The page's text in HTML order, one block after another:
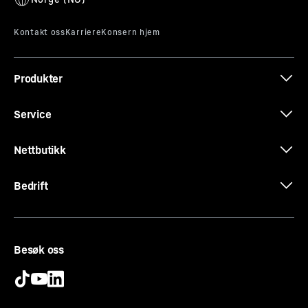
kraftige og stillegående ventilatoren fordeler den kalde
luften effektivt i hele kjølerommet.
SuperSilent
Psssst – lytt nøye: Liebherr-kjøleskapet ditt er så
Produkter
Service
Nettbutikk
Bedrift
Besøk oss